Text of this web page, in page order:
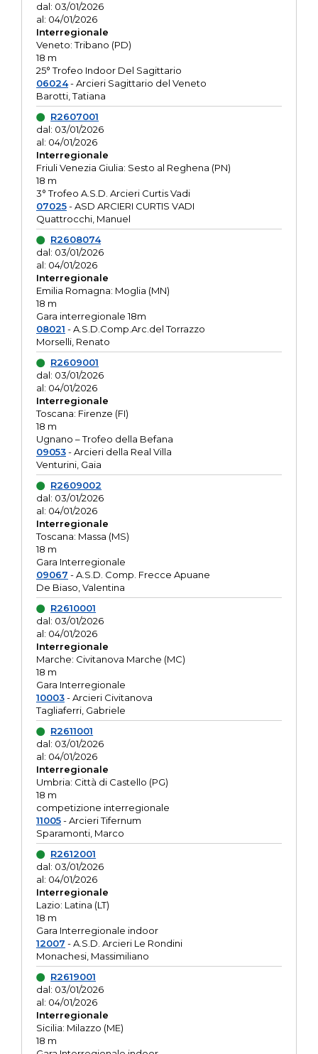
dal: 03/01/2026
al: 04/01/2026
Interregionale
Veneto: Tribano (PD)
18 m
25° Trofeo Indoor Del Sagittario
06024- Arcieri Sagittario del Veneto
Barotti, Tatiana
R2607001
dal: 03/01/2026
al: 04/01/2026
Interregionale
Friuli Venezia Giulia: Sesto al Reghena (PN)
18 m
3° Trofeo A.S.D. Arcieri Curtis Vadi
07025- ASD ARCIERI CURTIS VADI
Quattrocchi, Manuel
R2608074
dal: 03/01/2026
al: 04/01/2026
Interregionale
Emilia Romagna: Moglia (MN)
18 m
Gara interregionale 18m
08021 - A.S.D.Comp.Arc.del Torrazzo
Morselli, Renato
R2609001
dal: 03/01/2026
al: 04/01/2026
Interregionale
Toscana: Firenze (FI)
18 m
Ugnano – Trofeo della Befana
09053- Arcieri della Real Villa
Venturini, Gaia
R2609002
dal: 03/01/2026
al: 04/01/2026
Interregionale
Toscana: Massa (MS)
18 m
Gara Interregionale
09067 - A.S.D. Comp. Frecce Apuane
De Biaso, Valentina
R2610001
dal: 03/01/2026
al: 04/01/2026
Interregionale
Marche: Civitanova Marche (MC)
18 m
Gara Interregionale
10003- Arcieri Civitanova
Tagliaferri, Gabriele
R2611001
dal: 03/01/2026
al: 04/01/2026
Interregionale
Umbria: Città di Castello (PG)
18 m
competizione interregionale
11005- Arcieri Tifernum
Sparamonti, Marco
R2612001
dal: 03/01/2026
al: 04/01/2026
Interregionale
Lazio: Latina (LT)
18 m
Gara Interregionale indoor
12007 - A.S.D. Arcieri Le Rondini
Monachesi, Massimiliano
R2619001
dal: 03/01/2026
al: 04/01/2026
Interregionale
Sicilia: Milazzo (ME)
18 m